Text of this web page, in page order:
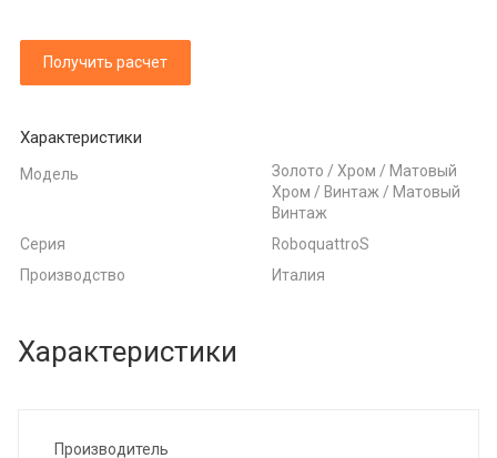
Получить расчет
Характеристики
Модель
Золото / Хром / Матовый
Хром / Винтаж / Матовый
Винтаж
Серия
RoboquattroS
Производство
Италия
Характеристики
Производитель